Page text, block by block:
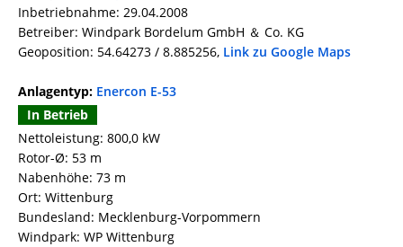
Inbetriebnahme: 29.04.2008
Betreiber: Windpark Bordelum GmbH ＆ Co. KG
Geoposition: 54.64273 / 8.885256, Link zu Google Maps
Anlagentyp: Enercon E-53
In Betrieb
Nettoleistung: 800,0 kW
Rotor-Ø: 53 m
Nabenhöhe: 73 m
Ort: Wittenburg
Bundesland: Mecklenburg-Vorpommern
Windpark: WP Wittenburg